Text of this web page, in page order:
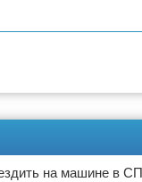
на машине в